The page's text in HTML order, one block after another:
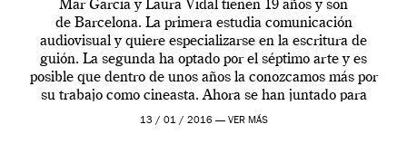
Mar Garcia y Laura Vidal tienen 19 años y son
de Barcelona. La primera estudia comunicación
audiovisual y quiere especializarse en la escritura de
guión. La segunda ha optado por el séptimo arte y es
posible que dentro de unos años la conozcamos más por
su trabajo como cineasta. Ahora se han juntado para
contarnos una […]
13 / 01 / 2016 — VER MÁS